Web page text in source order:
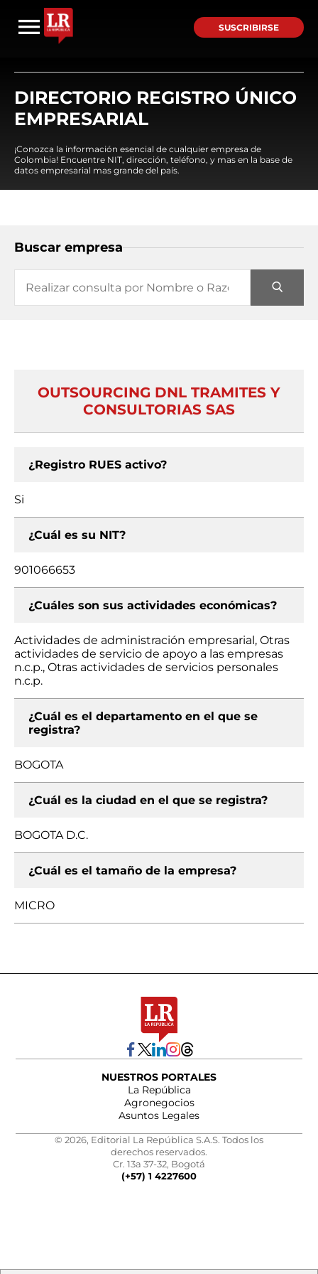
SUSCRIBIRSE
DIRECTORIO REGISTRO ÚNICO
EMPRESARIAL
¡Conozca la información esencial de cualquier empresa de
Colombia! Encuentre NIT, dirección, teléfono, y mas en la base de
datos empresarial mas grande del país.
Buscar empresa
OUTSOURCING DNL TRAMITES Y
CONSULTORIAS SAS
¿Registro RUES activo?
Si
¿Cuál es su NIT?
901066653
¿Cuáles son sus actividades económicas?
Actividades de administración empresarial, Otras
actividades de servicio de apoyo a las empresas
n.c.p., Otras actividades de servicios personales
n.c.p.
¿Cuál es el departamento en el que se
registra?
BOGOTA
¿Cuál es la ciudad en el que se registra?
BOGOTA D.C.
¿Cuál es el tamaño de la empresa?
MICRO
NUESTROS PORTALES
La República
Agronegocios
Asuntos Legales
© 2026, Editorial La República S.A.S. Todos los
derechos reservados.
Cr. 13a 37-32, Bogotá
(+57) 1 4227600